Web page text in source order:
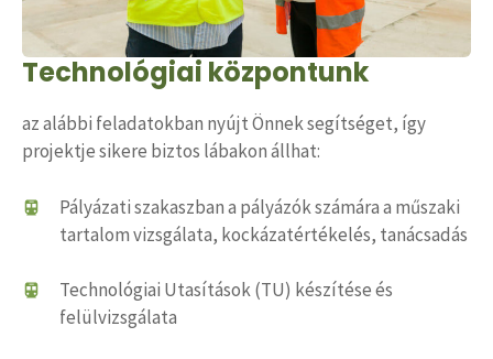
Technológiai központunk
az alábbi feladatokban nyújt Önnek segítséget, így
projektje sikere biztos lábakon állhat:
Pályázati szakaszban a pályázók számára a műszaki
tartalom vizsgálata, kockázatértékelés, tanácsadás
Technológiai Utasítások (TU) készítése és
felülvizsgálata